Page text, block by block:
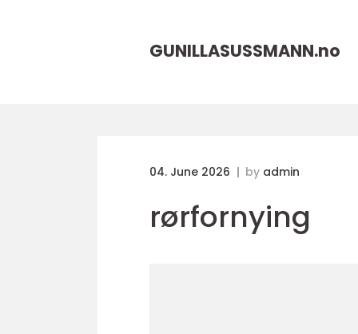
GUNILLASUSSMANN.no
04. June 2026 by admin
rørfornying